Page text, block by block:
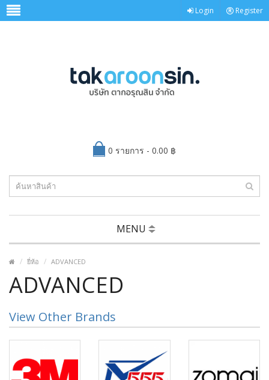
Login Register
0 รายการ - 0.00 ฿
MENU
ยี่ห้อ ADVANCED
ADVANCED
View Other Brands